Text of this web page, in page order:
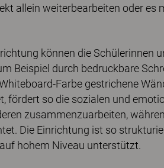
allein weiterbearbeiten oder es
können die Schülerinnen
Beispiel durch bedruckbare
Farbe gestrichene
fördert so die sozialen und
zusammenzuarbeiten,
Die Einrichtung ist so
hohem Niveau unterstützt.